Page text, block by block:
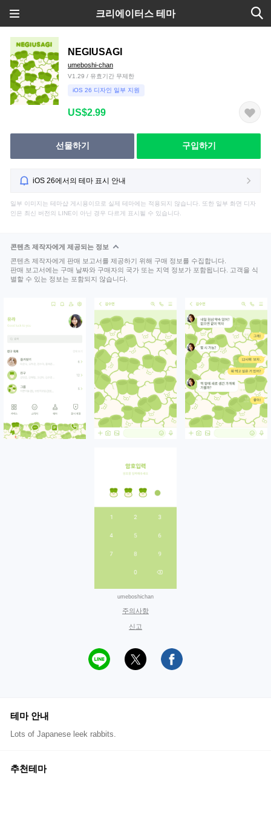
크리에이터스 테마
NEGIUSAGI
umeboshi-chan
V1.29 / 유효기간 무제한
iOS 26 디자인 일부 지원
US$2.99
선물하기 구입하기
iOS 26에서의 테마 표시 안내
일부 이미지는 테마샵 게시용이므로 실제 테마에는 적용되지 않습니다. 또한 일부 화면 디자
인은 최신 버전의 LINE이 아닌 경우 다르게 표시될 수 있습니다.
콘텐츠 제작자에게 제공되는 정보
콘텐츠 제작자에게 판매 보고서를 제공하기 위해 구매 정보를 수집합니다.
판매 보고서에는 구매 날짜와 구매자의 국가 또는 지역 정보가 포함됩니다. 고객을 식
별할 수 있는 정보는 포함되지 않습니다.
umeboshichan
주의사항
신고
테마 안내
Lots of Japanese leek rabbits.
추천테마